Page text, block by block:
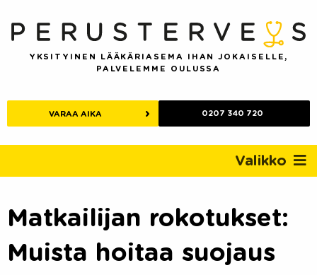
content
YKSITYINEN LÄÄKÄRIASEMA IHAN JOKAISELLE,
PALVELEMME OULUSSA
VARAA AIKA 0207 340 720
Valikko
Matkailijan rokotukset:
Muista hoitaa suojaus